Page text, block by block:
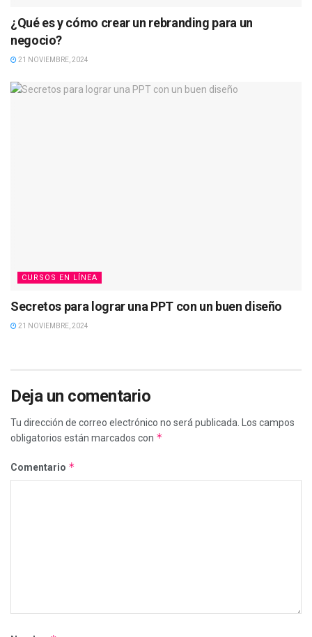
¿Qué es y cómo crear un rebranding para un
negocio?
21 NOVIEMBRE, 2024
CURSOS EN LÍNEA
Secretos para lograr una PPT con un buen diseño
21 NOVIEMBRE, 2024
Deja un comentario
Tu dirección de correo electrónico no será publicada.
Los campos
obligatorios están marcados con *
Comentario *